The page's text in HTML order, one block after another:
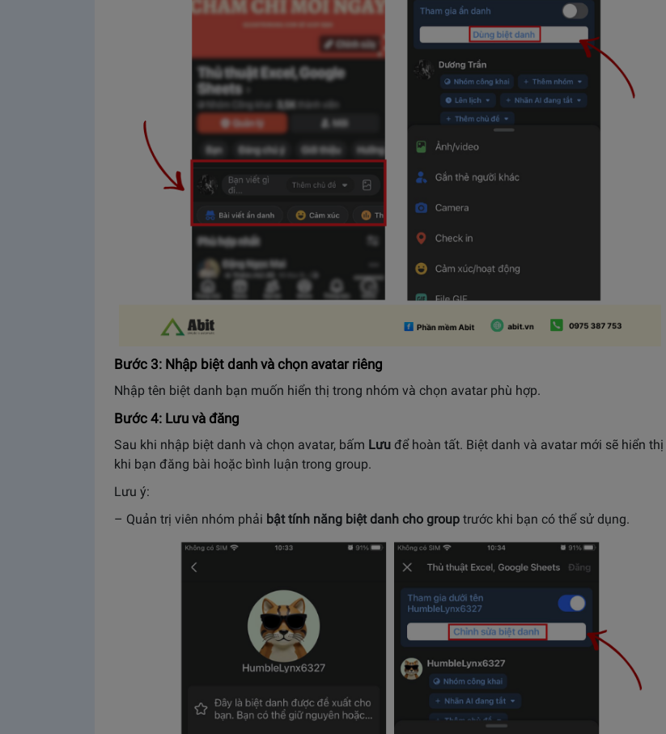
Bước 3: Nhập biệt danh và chọn avatar riêng
Nhập tên biệt danh bạn muốn hiển thị trong nhóm và chọn avatar phù hợp.
Bước 4: Lưu và đăng
Sau khi nhập biệt danh và chọn avatar, bấm Lưu để hoàn tất. Biệt danh và avatar mới sẽ hiển thị
khi bạn đăng bài hoặc bình luận trong group.
Lưu ý:
– Quản trị viên nhóm phải bật tính năng biệt danh cho group trước khi bạn có thể sử dụng.